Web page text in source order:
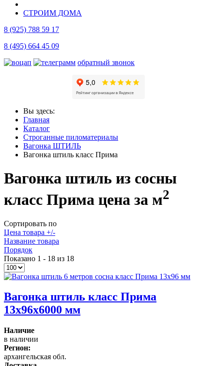
СТРОИМ ДОМА
8 (925) 788 59 17
8 (495) 664 45 09
обратный звонок
Вы здесь:
Главная
Каталог
Строганные пиломатериалы
Вагонка ШТИЛЬ
Вагонка штиль класс Прима
Вагонка штиль из сосны
класс Прима цена за м2
Сортировать по
Цена товара +/-
Название товара
Порядок
Показано 1 - 18 из 18
Вагонка штиль класс Прима
13x96x6000 мм
Наличие
в наличии
Регион:
архангельская обл.